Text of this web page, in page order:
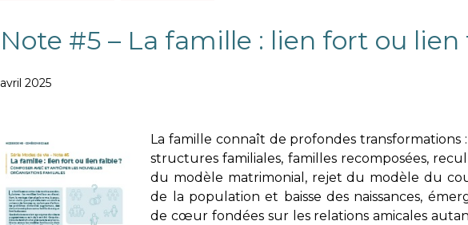
Note #5 – La famille : lien fort ou lien
avril 2025
La famille connaît de profondes transformations
structures familiales, familles recomposées,
du modèle matrimonial, rejet du modèle du
de la population et baisse des naissances,
de cœur fondées sur les relations amicales